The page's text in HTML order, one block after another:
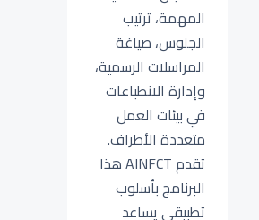
المهمة، ترتيب
الجلوس، صياغة
المراسلات الرسمية،
وإدارة الانطباعات
في بيئات العمل
متعددة الأطراف.
تقدم AINFCT هذا
البرنامج بأسلوب
تطبيقي يساعد